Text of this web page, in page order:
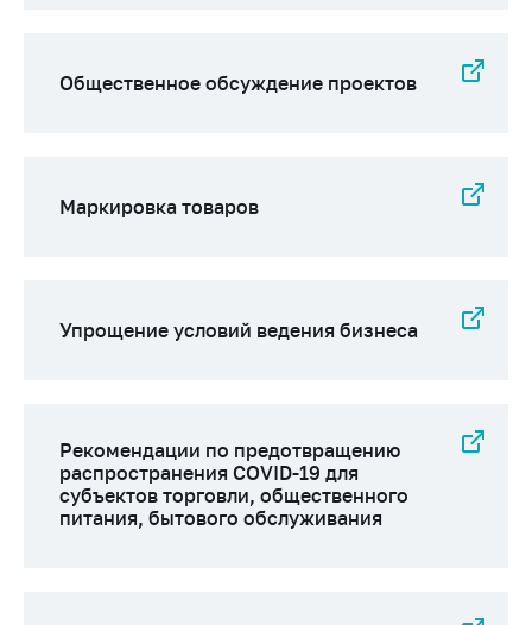
Пресс-служба
Важное на сайте
Ценообразование
медицинскую
технику
Решение Комиссии
Общественное обсуждение проектов
Маркировка товаров
Упрощение условий ведения бизнеса
Рекомендации по предотвращению
распространения COVID-19 для
субъектов торговли, общественного
питания, бытового обслуживания